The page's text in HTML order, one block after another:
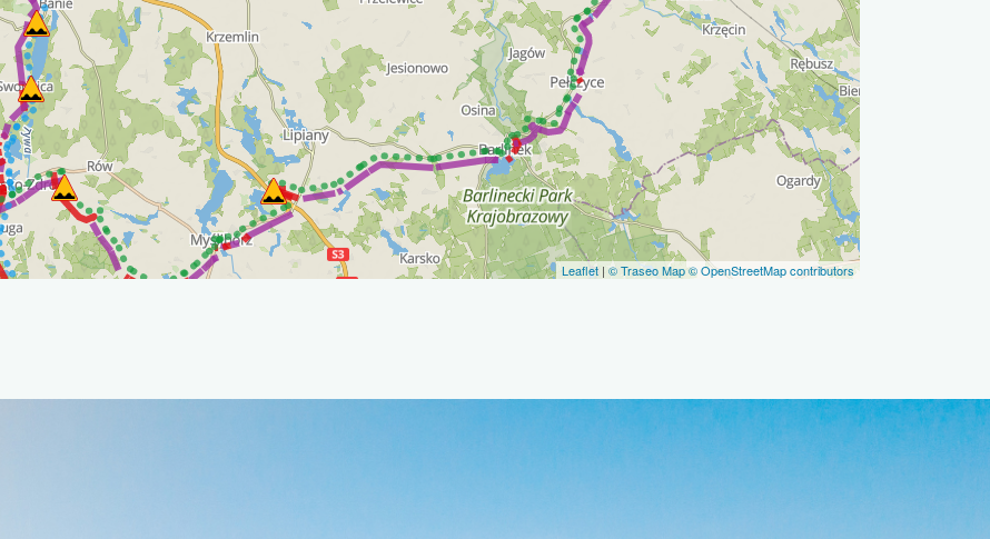
Leaflet | © Traseo Map© OpenStreetMap contributors